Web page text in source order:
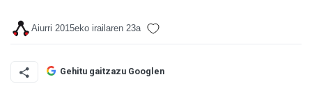
Aiurri 2015eko irailaren 23a
Gehitu gaitzazu Googlen